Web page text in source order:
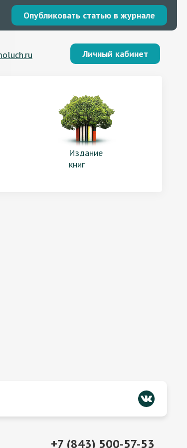
Опубликовать статью в журнале
Личный кабинет
Издание
книг
+7 (843) 500-57-53